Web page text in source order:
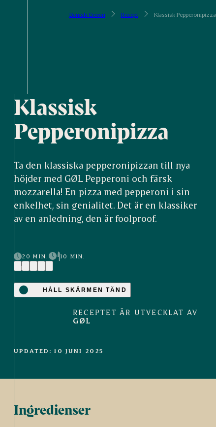
Danish Crown Recept Klassisk Pepperonipizza
Klassisk
Pepperonipizza
Ta den klassiska pepperonipizzan till nya
höjder med GØL Pepperoni och färsk
mozzarella! En pizza med pepperoni i sin
enkelhet, sin genialitet. Det är en klassiker
av en anledning, den är foolproof.
20 MIN.
10 MIN.
(12)
HÅLL SKÄRMEN TÄND
RECEPTET ÄR UTVECKLAT AV
GØL
UPDATED: 10 JUNI 2025
Ingredienser